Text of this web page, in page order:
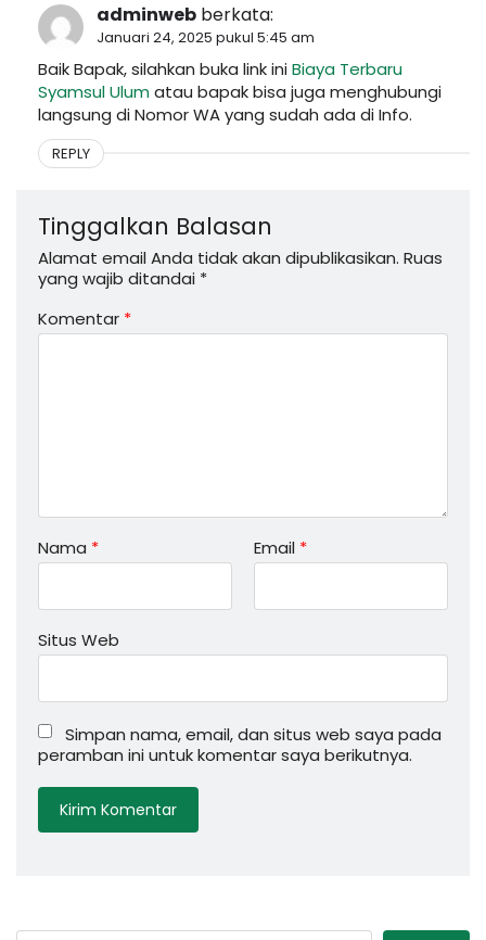
adminweb berkata:
Januari 24, 2025 pukul 5:45 am
Baik Bapak, silahkan buka link iniBiaya Terbaru
Syamsul Ulumatau bapak bisa juga menghubungi
langsung di Nomor WA yang sudah ada di Info.
REPLY
Tinggalkan Balasan
Alamat email Anda tidak akan dipublikasikan. Ruas
yang wajib ditandai *
Komentar *
Nama * Email *
Situs Web
Simpan nama, email, dan situs web saya pada
peramban ini untuk komentar saya berikutnya.